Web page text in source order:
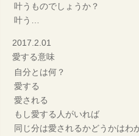
叶うものでしょうか？
叶う…
2017.2.01
愛する意味
自分とは何？
愛する
愛される
もし愛する人がいれば
同じ分は愛されるかどうかはわ